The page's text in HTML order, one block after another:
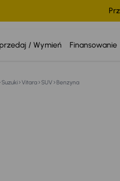
/ Wymień Finansowanie
Suzuki Vitara SUV Benzyna
BoosterJet Salon Polska